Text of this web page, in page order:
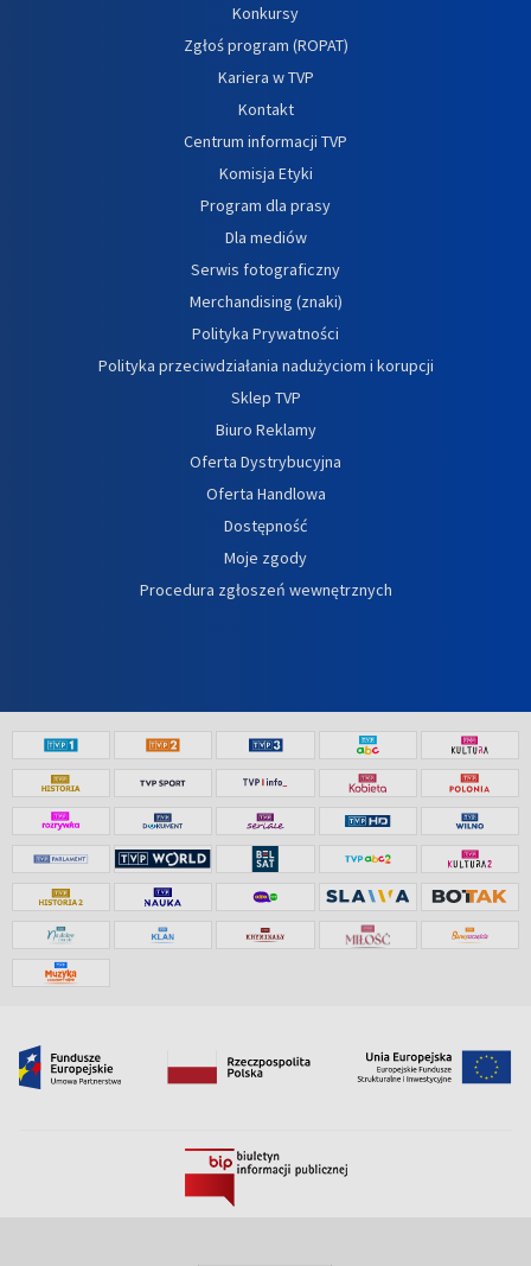
Konkursy
Zgłoś program (ROPAT)
Kariera w TVP
Kontakt
Centrum informacji TVP
Komisja Etyki
Program dla prasy
Dla mediów
Serwis fotograficzny
Merchandising (znaki)
Polityka Prywatności
Polityka przeciwdziałania nadużyciom i korupcji
Sklep TVP
Biuro Reklamy
Oferta Dystrybucyjna
Oferta Handlowa
Dostępność
Moje zgody
Procedura zgłoszeń wewnętrznych